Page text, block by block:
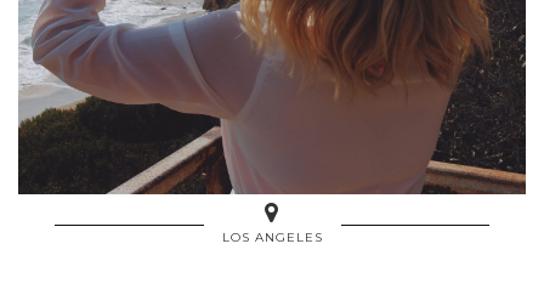
LOS ANGELES